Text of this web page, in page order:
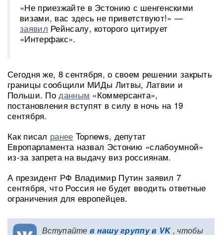
«Не приезжайте в Эстонию с шенгенскими
визами, вас здесь не приветствуют!» —
заявил Рейнсалу, которого цитирует
«Интерфакс».
Сегодня же, 8 сентября, о своем решении закрыть
границы сообщили МИДы Литвы, Латвии и
Польши. По данным «Коммерсанта»,
постановления вступят в силу в ночь на 19
сентября.
Как писал ранее Topnews, депутат
Европарламента назвал Эстонию «слабоумной»
из-за запрета на выдачу виз россиянам.
А президент РФ Владимир Путин заявил 7
сентября, что Россия не будет вводить ответные
ограничения для европейцев.
Вступайте в нашу группу в VK, чтобы